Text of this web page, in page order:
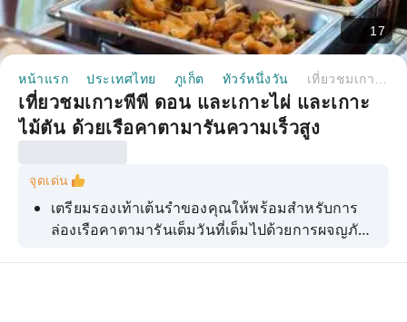
17
หน้าแรก ประเทศไทย ภูเก็ต ทัวร์หนึ่งวัน
เที่ยวชมเกาะพีพี ดอน และเกาะไผ่ และเกาะ
ไม้ตัน ด้วยเรือคาตามารันความเร็วสูง
จุดเด่น
เตรียมรองเท้าเต้นรำของคุณให้พร้อมสำหรับการ
ล่องเรือคาตามารันเต็มวันที่เต็มไปด้วยการผจญภัย